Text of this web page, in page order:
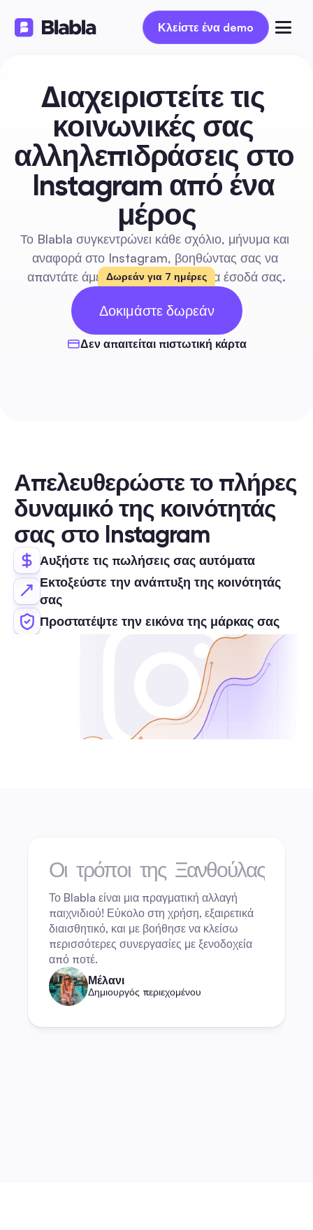
Κλείστε ένα demo
Διαχειριστείτε τις
κοινωνικές σας
αλληλεπιδράσεις στο
Instagram από ένα
μέρος
Το Blabla συγκεντρώνει κάθε σχόλιο, μήνυμα και
αναφορά στο Instagram, βοηθώντας σας να
απαντάτε άμεσα και να αυξάνετε τα έσοδά σας.
Δοκιμάστε δωρεάν14 ΔΩΡΕΑΝ
ΗΜΕΡΕΣ
Δωρεάν για 7 ημέρες
Δεν απαιτείται πιστωτική κάρτα
Απελευθερώστε το πλήρες
δυναμικό της κοινότητάς
σας στο Instagram
Αυξήστε τις πωλήσεις σας αυτόματα
Εκτοξεύστε την ανάπτυξη της κοινότητάς
σας
Προστατέψτε την εικόνα της μάρκας σας
Οι τρόποι της Ξανθούλας
Το Blabla είναι μια πραγματική αλλαγή
παιχνιδιού! Εύκολο στη χρήση, εξαιρετικά
διαισθητικό, και με βοήθησε να κλείσω
περισσότερες συνεργασίες με ξενοδοχεία
από ποτέ.
Μέλανι
Δημιουργός περιεχομένου